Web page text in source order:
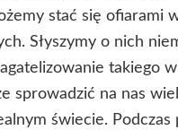
stać się ofiarami
Słyszymy o nich
takiego
sprowadzić na nas
świecie. Podczas